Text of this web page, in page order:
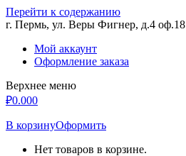
Перейти к содержанию
г. Пермь, ул. Веры Фигнер, д.4 оф.18
Мой аккаунт
Оформление заказа
Верхнее меню
₽0.000
В корзинуОформить
Нет товаров в корзине.